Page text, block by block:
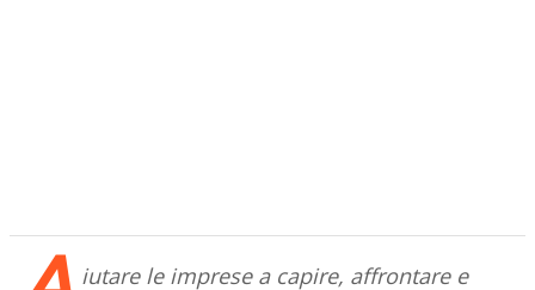
iutare le imprese a capire, affrontare e